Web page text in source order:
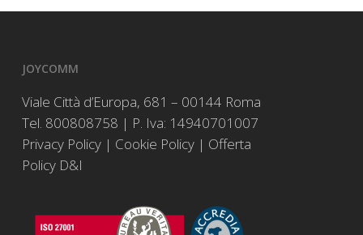
JOYCOMM
Viale Città d’Europa, 681 – 00144 Roma
Tel. 800808758 | P. Iva: 14940701007
Privacy Policy| Cookie Policy| Offerta
Policy D&I